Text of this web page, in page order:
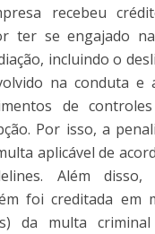
recebeu
ter se engajado
incluindo o
na conduta e
de
Por isso, a
aplicável de
Além
foi creditada em
da multa